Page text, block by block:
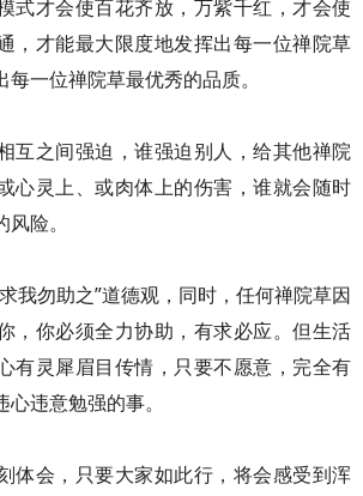
式才会使百花齐放，万紫千红，才会使
，才能最大限度地发挥出每一位禅院草
一位禅院草最优秀的品质。
互之间强迫，谁强迫别人，给其他禅院
心灵上、或肉体上的伤害，谁就会随时
险。
我勿助之”道德观，同时，任何禅院草因
，你必须全力协助，有求必应。但生活
有灵犀眉目传情，只要不愿意，完全有
违意勉强的事。
体会，只要大家如此行，将会感受到浑